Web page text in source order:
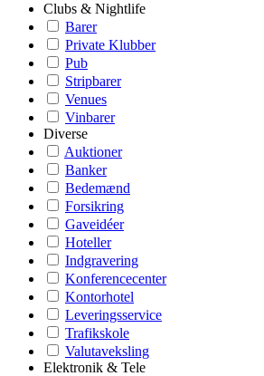
Clubs & Nightlife
Barer
Private Klubber
Pub
Stripbarer
Venues
Vinbarer
Diverse
Auktioner
Banker
Bedemænd
Forsikring
Gaveidéer
Hoteller
Indgravering
Konferencecenter
Kontorhotel
Leveringsservice
Trafikskole
Valutaveksling
Elektronik & Tele